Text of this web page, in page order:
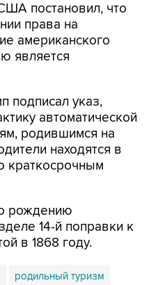
постановил, что
права на
американского
является
подписал указ,
автоматической
родившимся на
находятся в
краткосрочным
рождению
14-й поправки к
в 1868 году.
родильный туризм